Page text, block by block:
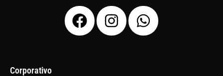
F
a
I
n
W
h
Corporativo